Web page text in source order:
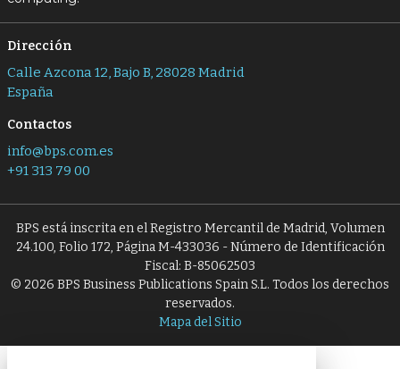
Dirección
Calle Azcona 12, Bajo B, 28028 Madrid
España
Contactos
info@bps.com.es
+91 313 79 00
BPS está inscrita en el Registro Mercantil de Madrid, Volumen
24.100, Folio 172, Página M-433036 - Número de Identificación
Fiscal: B-85062503
© 2026 BPS Business Publications Spain S.L. Todos los derechos
reservados.
Mapa del Sitio